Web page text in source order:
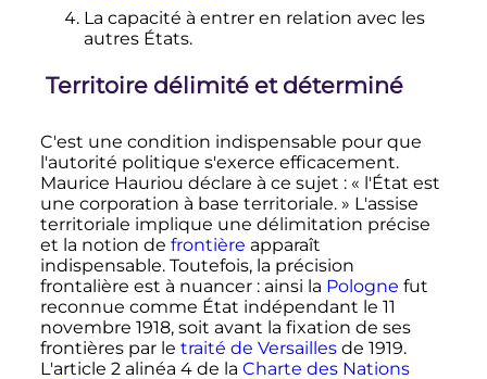
La capacité à entrer en relation avec les
autres États.
Territoire délimité et déterminé
C'est une condition indispensable pour que
l'autorité politique s'exerce efficacement.
Maurice Hauriou déclare à ce sujet : « l'État est
une corporation à base territoriale. » L'assise
territoriale implique une délimitation précise
et la notion de frontière apparaît
indispensable. Toutefois, la précision
frontalière est à nuancer : ainsi la Pologne fut
reconnue comme État indépendant le 11
novembre 1918, soit avant la fixation de ses
frontières par le traité de Versaillesde 1919.
L'article 2 alinéa 4de la Charte des Nations